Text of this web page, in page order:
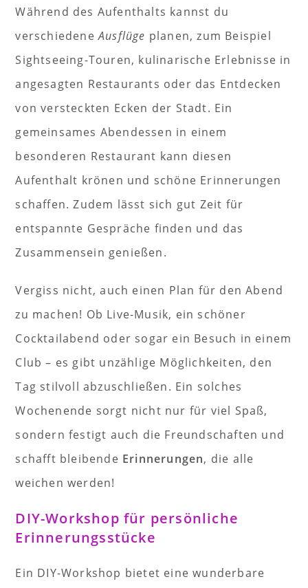
Während des Aufenthalts kannst du
verschiedeneAusflüge planen, zum Beispiel
Sightseeing-Touren, kulinarische Erlebnisse in
angesagten Restaurants oder das Entdecken
von versteckten Ecken der Stadt. Ein
gemeinsames Abendessen in einem
besonderen Restaurant kann diesen
Aufenthalt krönen und schöne Erinnerungen
schaffen. Zudem lässt sich gut Zeit für
entspannte Gespräche finden und das
Zusammensein genießen.
Vergiss nicht, auch einen Plan für den Abend
zu machen! Ob Live-Musik, ein schöner
Cocktailabend oder sogar ein Besuch in einem
Club – es gibt unzählige Möglichkeiten, den
Tag stilvoll abzuschließen. Ein solches
Wochenende sorgt nicht nur für viel Spaß,
sondern festigt auch die Freundschaften und
schafft bleibende Erinnerungen, die alle
weichen werden!
DIY-Workshop für persönliche
Erinnerungsstücke
Ein DIY-Workshop bietet eine wunderbare